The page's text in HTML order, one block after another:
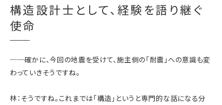
構造設計士として、経験を語り継ぐ
使命
──確かに、今回の地震を受けて、施主側の「耐震」への意識も変
わっていきそうですね。
林：そうですね。これまでは「構造」というと専門的な話になる分